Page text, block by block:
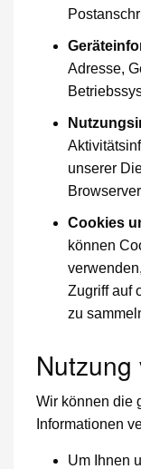
Adresse,
unserer
Cookies
können
Zugriff auf
zu
Wir können die
Informationen
Um Ihnen